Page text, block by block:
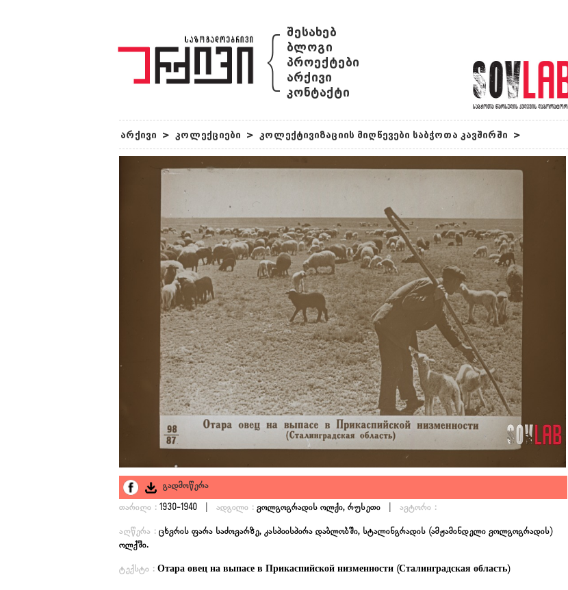
{ შესახებ
ბლოგი
პროექტები
არქივი
კონტაქტი
არქივი > კოლექციები > კოლექტივიზაციის მიღწევები საბჭოთა კავშირში >
გადმოწერა
თარიღი : 1930-1940 | ადგილი : ვოლგოგრადის ოლქი, რუსეთი | ავტორი :
აღწერა : ცხვრის ფარა საძოვარზე, კასპიისპირა დაბლობში, სტალინგრადის (ამჟამინდელი ვოლგოგრადის)
ოლქში.
ტექსტი : Отара овец на выпасе в Прикаспийской низменности (Сталинградская область)